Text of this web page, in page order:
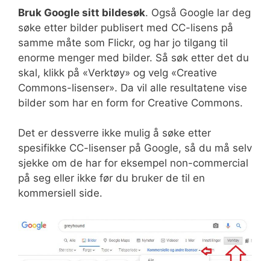
Bruk Google sitt bildesøk. Også Google lar deg
søke etter bilder publisert med CC-lisens på
samme måte som Flickr, og har jo tilgang til
enorme menger med bilder. Så søk etter det du
skal, klikk på «Verktøy» og velg «Creative
Commons-lisenser». Da vil alle resultatene vise
bilder som har en form for Creative Commons.
Det er dessverre ikke mulig å søke etter
spesifikke CC-lisenser på Google, så du må selv
sjekke om de har for eksempel non-commercial
på seg eller ikke før du bruker de til en
kommersiell side.